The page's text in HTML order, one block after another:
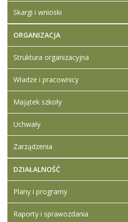
Skargi i wnioski
ORGANIZACJA
Struktura organizacyjna
Władze i pracownicy
Majątek szkoły
Uchwały
Zarządzenia
DZIAŁALNOŚĆ
Plany i programy
Raporty i sprawozdania